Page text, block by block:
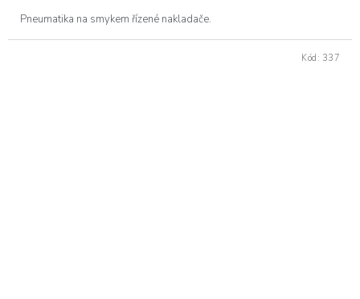
Pneumatika na smykem řízené nakladače.
Kód: 337